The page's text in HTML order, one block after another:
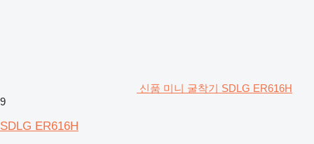
신품 미니 굴착기 SDLG ER616H
9
SDLG ER616H